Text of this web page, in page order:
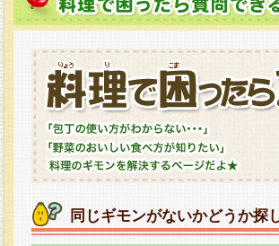
同じギモンがないかどうか探